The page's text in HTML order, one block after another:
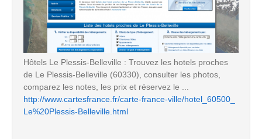
Hôtels Le Plessis-Belleville : Trouvez les hotels proches
de Le Plessis-Belleville (60330), consulter les photos,
comparez les notes, les prix et réservez le ...
http://www.cartesfrance.fr/carte-france-ville/hotel_60500_
Le%20Plessis-Belleville.html